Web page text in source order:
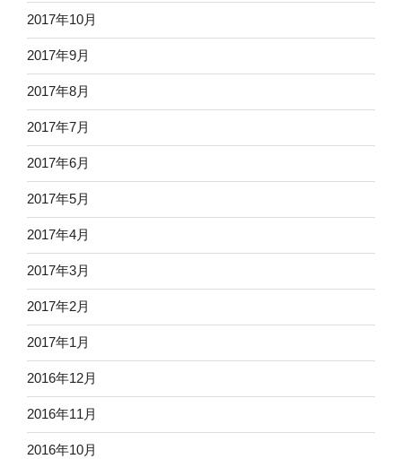
2017年10月
2017年9月
2017年8月
2017年7月
2017年6月
2017年5月
2017年4月
2017年3月
2017年2月
2017年1月
2016年12月
2016年11月
2016年10月